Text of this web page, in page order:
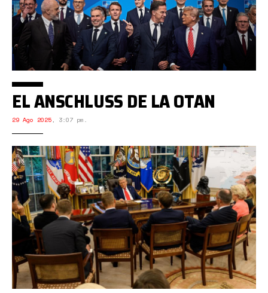
EL ANSCHLUSS DE LA OTAN
29 Ago 2025, 3:07 pm.